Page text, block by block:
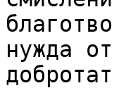
нужда